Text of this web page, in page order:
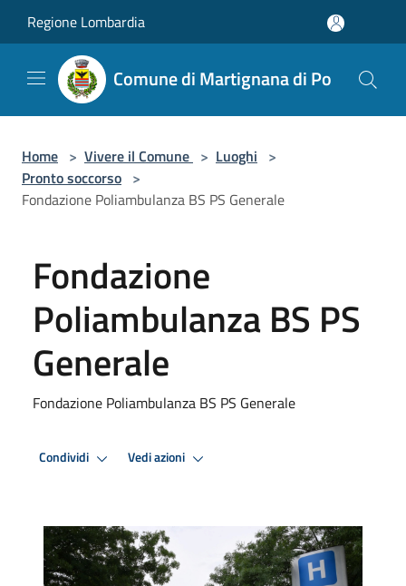
Regione Lombardia
Comune di Martignana di Po
Home > Vivere il Comune > Luoghi >
Pronto soccorso >
Fondazione Poliambulanza BS PS Generale
Fondazione
Poliambulanza BS PS
Generale
Fondazione Poliambulanza BS PS Generale
Condividi Vedi azioni